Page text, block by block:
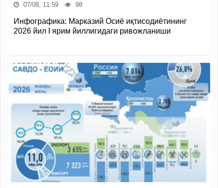
07/08, 11:59 98
Инфографика: Марказий Осиё иқтисодиётининг
2026 йил I ярим йиллигидаги ривожланиши